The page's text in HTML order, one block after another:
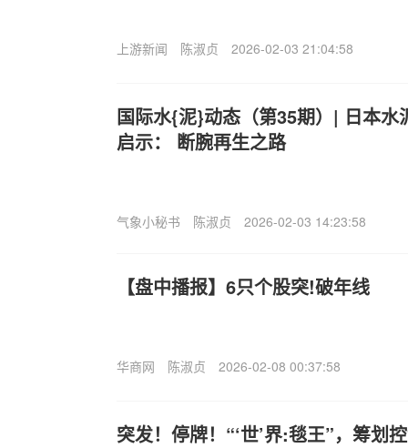
上游新闻 陈淑贞 2026-02-03 21:04:58
国际水{泥}动态（第35期）| 日本水
启示： 断腕再生之路
气象小秘书 陈淑贞 2026-02-03 14:23:58
【盘中播报】6只个股突!破年线
华商网 陈淑贞 2026-02-08 00:37:58
突发！停牌！“‘世’界:毯王”，筹划